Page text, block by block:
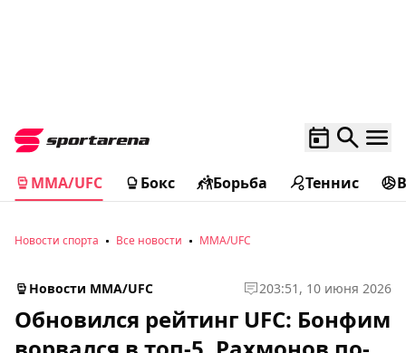
MMA/UFC Бокс Борьба Теннис
Новости спорта Все новости MMA/UFC
Новости MMA/UFC 203:51, 10 июня 2026
Обновился рейтинг UFC: Бонфим